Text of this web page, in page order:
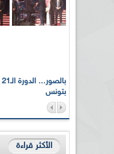
بتونس
الأكثر قراءة